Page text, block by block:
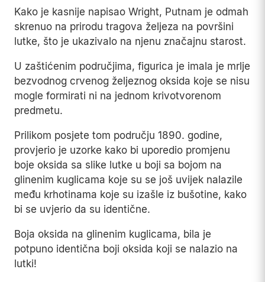
Kako je kasnije napisao Wright, Putnam je odmah
skrenuo na prirodu tragova željeza na površini
lutke, što je ukazivalo na njenu značajnu starost.
U zaštićenim područjima, figurica je imala je mrlje
bezvodnog crvenog željeznog oksida koje se nisu
mogle formirati ni na jednom krivotvorenom
predmetu.
Prilikom posjete tom području 1890. godine,
provjerio je uzorke kako bi uporedio promjenu
boje oksida sa slike lutke u boji sa bojom na
glinenim kuglicama koje su se još uvijek nalazile
među krhotinama koje su izašle iz bušotine, kako
bi se uvjerio da su identične.
Boja oksida na glinenim kuglicama, bila je
potpuno identična boji oksida koji se nalazio na
lutki!